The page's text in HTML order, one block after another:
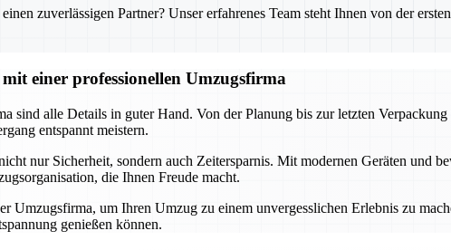
zuverlässigen Partner? Unser erfahrenes Team steht Ihnen von der
einer professionellen Umzugsfirma
sind alle Details in guter Hand. Von der Planung bis zur letzten
entspannt meistern.
nur Sicherheit, sondern auch Zeitersparnis. Mit modernen Geräten und
die Ihnen Freude macht.
Umzugsfirma, um Ihren Umzug zu einem unvergesslichen Erlebnis zu
genießen können.